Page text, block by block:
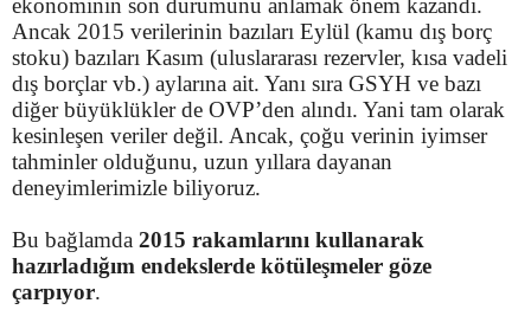
ekonominin son durumunu anlamak önem kazandı.
Ancak 2015 verilerinin bazıları Eylül (kamu dış borç
stoku) bazıları Kasım (uluslararası rezervler, kısa vadeli
dış borçlar vb.) aylarına ait. Yanı sıra GSYH ve bazı
diğer büyüklükler de OVP’den alındı. Yani tam olarak
kesinleşen veriler değil. Ancak, çoğu verinin iyimser
tahminler olduğunu, uzun yıllara dayanan
deneyimlerimizle biliyoruz.
Bu bağlamda 2015 rakamlarını kullanarak
hazırladığım endekslerde kötüleşmeler göze
çarpıyor.